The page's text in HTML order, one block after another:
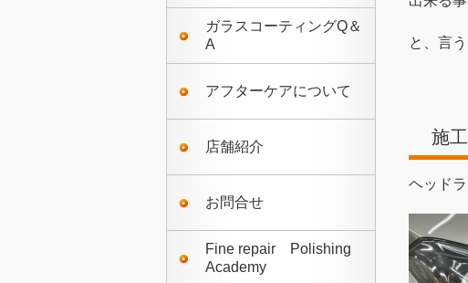
ガラスコーティングQ＆
A
アフターケアについて
店舗紹介
お問合せ
Fine repair Polishing
Academy
と、言
施
ヘッド